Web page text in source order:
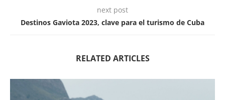
next post
Destinos Gaviota 2023, clave para el turismo de Cuba
RELATED ARTICLES